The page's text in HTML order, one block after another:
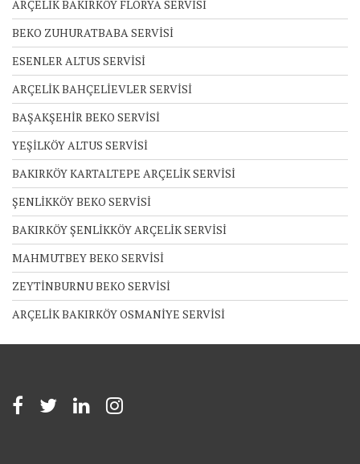
ARÇELİK BAKIRKÖY FLORYA SERVİSİ
BEKO ZUHURATBABA SERVİSİ
ESENLER ALTUS SERVİSİ
ARÇELİK BAHÇELİEVLER SERVİSİ
BAŞAKŞEHİR BEKO SERVİSİ
YEŞİLKÖY ALTUS SERVİSİ
BAKIRKÖY KARTALTEPE ARÇELİK SERVİSİ
ŞENLİKKÖY BEKO SERVİSİ
BAKIRKÖY ŞENLİKKÖY ARÇELİK SERVİSİ
MAHMUTBEY BEKO SERVİSİ
ZEYTİNBURNU BEKO SERVİSİ
ARÇELİK BAKIRKÖY OSMANİYE SERVİSİ